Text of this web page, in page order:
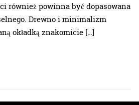
również powinna być dopasowana
Drewno i minimalizm
okładką znakomicie […]